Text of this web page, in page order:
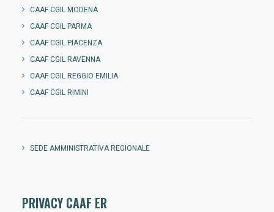
CAAF CGIL MODENA
CAAF CGIL PARMA
CAAF CGIL PIACENZA
CAAF CGIL RAVENNA
CAAF CGIL REGGIO EMILIA
CAAF CGIL RIMINI
SEDE AMMINISTRATIVA REGIONALE
PRIVACY CAAF ER